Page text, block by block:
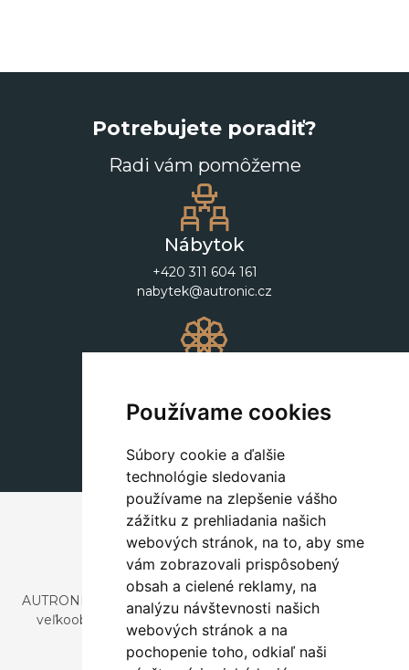
Používame cookies
Súbory cookie a ďalšie
technológie sledovania
používame na zlepšenie vášho
zážitku z prehliadania našich
webových stránok, na to, aby sme
vám zobrazovali prispôsobený
obsah a cielené reklamy, na
analýzu návštevnosti našich
webových stránok a na
pochopenie toho, odkiaľ naši
Potrebujete poradiť?
Radi vám pomôžeme
Nábytok
+420 311 604 161
nabytek@autronic.cz
+420 311 604 182
dekorace@autronic.cz
AUTRONIC, s.r.o. je spoločnosť zaoberajúca sa dovozom a
veľkoobchodným predajom dizajnového aj štýlového
nábytku a dekorácií.